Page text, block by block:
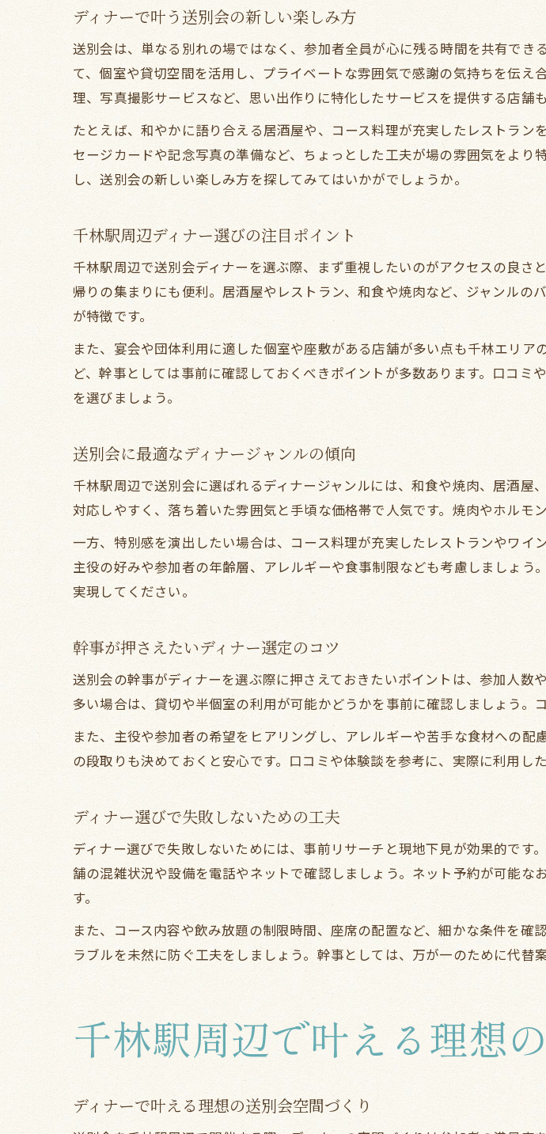
ディナーで印象に
千林駅周辺のディ
特別な夜を彩る送別会デ
送別会にぴったり
貸切や個室で楽し
千林駅で選ぶ送別会
ディナーで送る心温まる
ディナーを通じて
千林駅周辺のディ
ディナーで心に残
千林駅周辺ディナ
参加者の声を活か
送別会ディナーで
多様なニーズに応
千林駅周辺ディナ
人気ディナー店を
ディナー手配で押
ディナーで叶う送別会の新しい楽しみ方
送別会は、単なる別れの場ではなく、参加者全員が心に残る時間を共有で
て、個室や貸切空間を活用し、プライベートな雰囲気で感謝の気持ちを伝
理、写真撮影サービスなど、思い出作りに特化したサービスを提供する店舗
たとえば、和やかに語り合える居酒屋や、コース料理が充実したレストラ
セージカードや記念写真の準備など、ちょっとした工夫が場の雰囲気をよ
し、送別会の新しい楽しみ方を探してみてはいかがでしょうか。
千林駅周辺ディナー選びの注目ポイント
千林駅周辺で送別会ディナーを選ぶ際、まず重視したいのがアクセスの良
帰りの集まりにも便利。居酒屋やレストラン、和食や焼肉など、ジャンル
が特徴です。
また、宴会や団体利用に適した個室や座敷がある店舗が多い点も千林エリ
ど、幹事としては事前に確認しておくべきポイントが多数あります。口コ
を選びましょう。
送別会に最適なディナージャンルの傾向
千林駅周辺で送別会に選ばれるディナージャンルには、和食や焼肉、居酒
対応しやすく、落ち着いた雰囲気と手頃な価格帯で人気です。焼肉やホルモ
一方、特別感を演出したい場合は、コース料理が充実したレストランやワイ
主役の好みや参加者の年齢層、アレルギーや食事制限なども考慮しましょ
実現してください。
幹事が押さえたいディナー選定のコツ
送別会の幹事がディナーを選ぶ際に押さえておきたいポイントは、参加人
多い場合は、貸切や半個室の利用が可能かどうかを事前に確認しましょう。
また、主役や参加者の希望をヒアリングし、アレルギーや苦手な食材への
の段取りも決めておくと安心です。口コミや体験談を参考に、実際に利用し
ディナー選びで失敗しないための工夫
ディナー選びで失敗しないためには、事前リサーチと現地下見が効果的で
舗の混雑状況や設備を電話やネットで確認しましょう。ネット予約が可能
す。
また、コース内容や飲み放題の制限時間、座席の配置など、細かな条件を
ラブルを未然に防ぐ工夫をしましょう。幹事としては、万が一のために代替
千林駅周辺で叶える理想
ディナーで叶える理想の送別会空間づくり